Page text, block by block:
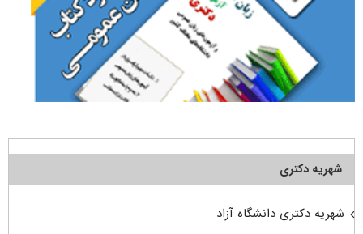
شهریه دکتری
شهریه دکتری دانشگاه آزاد